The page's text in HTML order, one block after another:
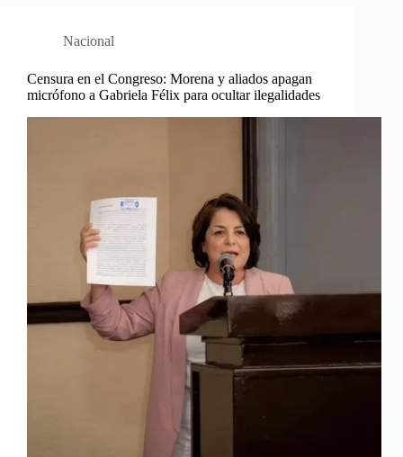
Nacional
Censura en el Congreso: Morena y aliados apagan
micrófono a Gabriela Félix para ocultar ilegalidades